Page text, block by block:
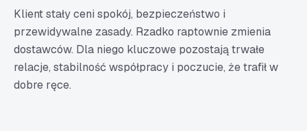
Klient stały ceni spokój, bezpieczeństwo i
przewidywalne zasady. Rzadko raptownie zmienia
dostawców. Dla niego kluczowe pozostają trwałe
relacje, stabilność współpracy i poczucie, że trafił w
dobre ręce.